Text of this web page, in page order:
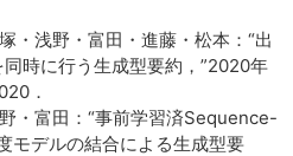
・浅野・富田・進藤・松本：“出
時に行う生成型要約，”2020年
．
・富田：“事前学習済Sequence-
デルの結合による生成型要